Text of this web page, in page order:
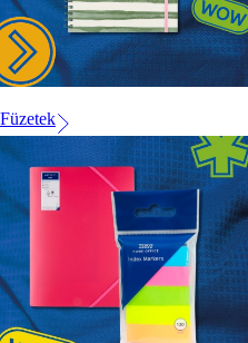
Füzetek